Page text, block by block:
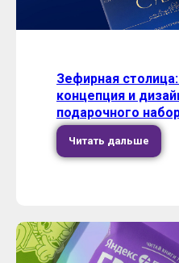
Зефирная
концепция и
подарочного
Читать дальше